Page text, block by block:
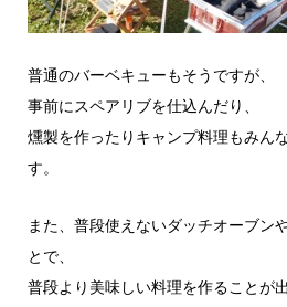
普通のバーベキューもそうですが、
事前にスペアリブを仕込んだり、
燻製を作ったりキャンプ料理もみん
す。
また、普段使えないダッチオーブン
とで、
普段より美味しい料理を作ることが